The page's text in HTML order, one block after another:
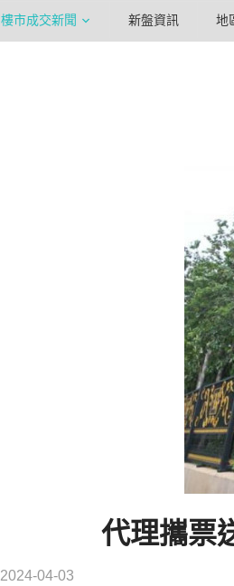
樓市成交新聞 新盤資訊 地
代理攜票
2024-04-03